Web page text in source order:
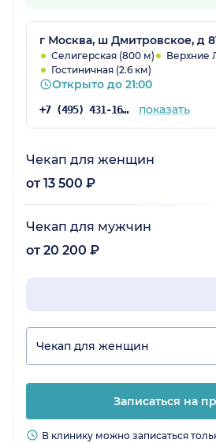
г Москва, ш Дмитровское, д
Селигерская (800 м)
Верхние
Гостиничная (2.6 км)
Открыто до 21:00
+7 (495) 431-16-92 показать
Чекап для женщин
от 13 500 ₽
Чекап для мужчин
от 20 200 ₽
Чекап для женщин
Записаться на
В клинику можно записаться